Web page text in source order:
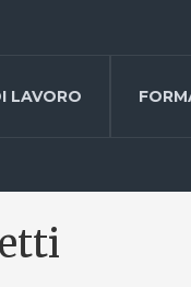
LAVORO